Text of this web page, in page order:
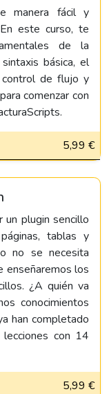
manera fácil y
este curso, te
de la
básica, el
control de flujo y
comenzar con
5,99 €
un plugin sencillo
tablas y
no se necesita
enseñaremos los
¿A quién va
conocimientos
han completado
con 14
5,99 €